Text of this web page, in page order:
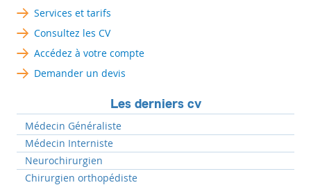
Services et tarifs
Consultez les CV
Accédez à votre compte
Demander un devis
Les derniers cv
Médecin Généraliste
Médecin Interniste
Neurochirurgien
Chirurgien orthopédiste